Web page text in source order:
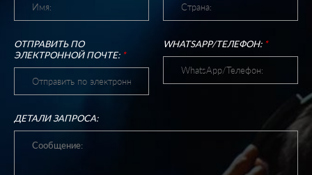
ОТПРАВИТЬ ПО
ЭЛЕКТРОННОЙ ПОЧТЕ: *
WHATSAPP/ТЕЛЕФОН: *
ДЕТАЛИ ЗАПРОСА: